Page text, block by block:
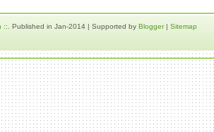
::. Published in Jan-2014 | Supported by Blogger| Sitemap